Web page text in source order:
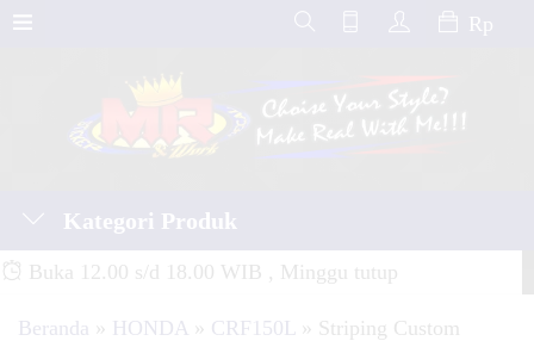
Rp
Kategori Produk
Buka 12.00 s/d 18.00 WIB , Minggu tutup
Beranda » HONDA » CRF150L » Striping Custom